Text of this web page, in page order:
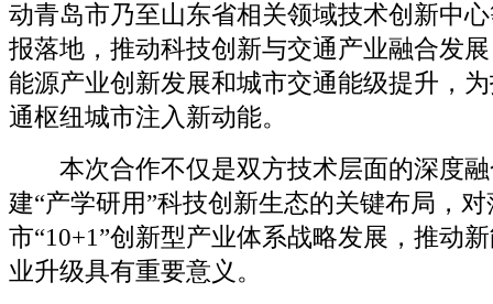
动青岛市乃至山东省相关领域技术创新中
报落地，推动科技创新与交通产业融合发
能源产业创新发展和城市交通能级提升，
通枢纽城市注入新动能。
本次合作不仅是双方技术层面的深度融
建“产学研用”科技创新生态的关键布局，
市“10+1”创新型产业体系战略发展，推动
业升级具有重要意义。